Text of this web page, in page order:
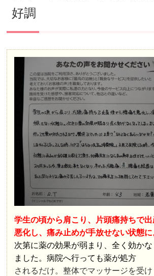
好調
学生の頃から肩こり、片頭痛持ちで
悪化し、痛み止めが手放せない状態に
次第に薬の効果が弱まり、全く効か
ました。病院へ行っても薬が処方
されるだけ。整体でマッサージを受け